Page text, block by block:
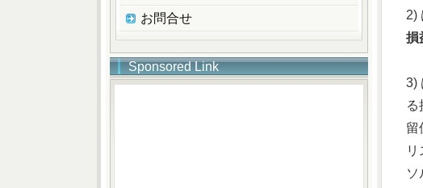
2)
損
3)
る
留
ソ
お問合せ
Sponsored Link